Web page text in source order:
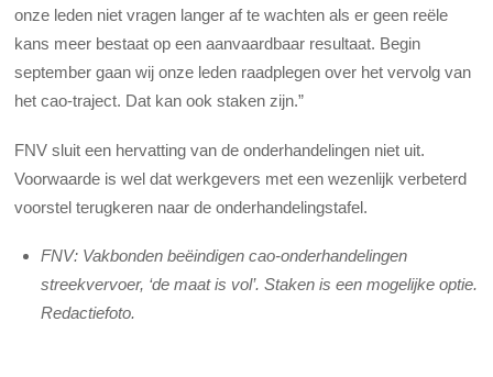
onze leden niet vragen langer af te wachten als er geen reële
kans meer bestaat op een aanvaardbaar resultaat. Begin
september gaan wij onze leden raadplegen over het vervolg van
het cao-traject. Dat kan ook staken zijn.”
FNV sluit een hervatting van de onderhandelingen niet uit.
Voorwaarde is wel dat werkgevers met een wezenlijk verbeterd
voorstel terugkeren naar de onderhandelingstafel.
FNV: Vakbonden beëindigen cao-onderhandelingen
streekvervoer, ‘de maat is vol’. Staken is een mogelijke optie.
Redactiefoto.